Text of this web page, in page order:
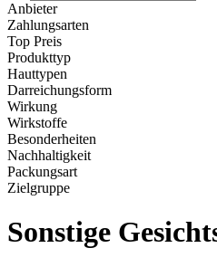
Anbieter
Zahlungsarten
Top Preis
Produkttyp
Hauttypen
Darreichungsform
Wirkung
Wirkstoffe
Besonderheiten
Nachhaltigkeit
Packungsart
Zielgruppe
Sonstige